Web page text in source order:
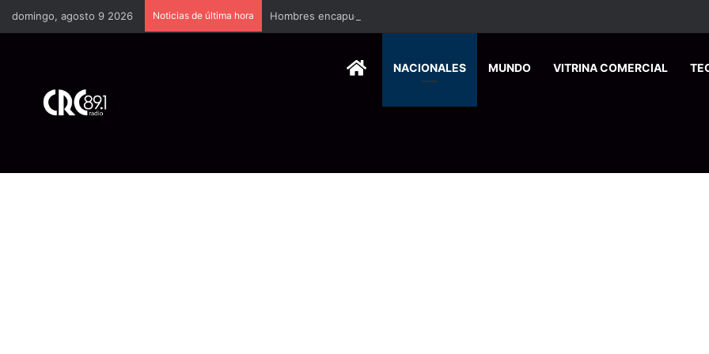
domingo, agosto 9 2026 Noticias de última hora Hombres encapuchados ingresan a hospital de Nicoya y matan a paciente a balazos
HOMENACIONALES MUNDO VITRINA COMERCIAL